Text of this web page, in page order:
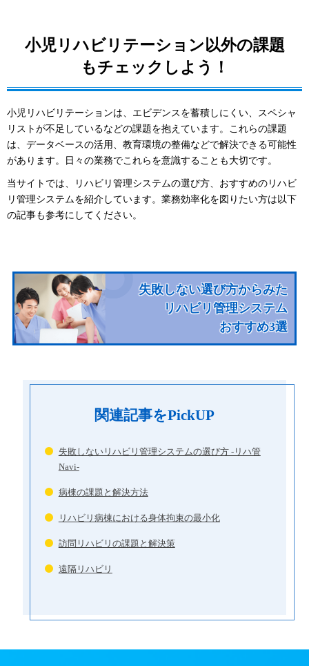
小児リハビリテーション以外の課題
もチェックしよう！
小児リハビリテーションは、エビデンスを蓄積しにくい、スペシャ
リストが不足しているなどの課題を抱えています。これらの課題
は、データベースの活用、教育環境の整備などで解決できる可能性
があります。日々の業務でこれらを意識することも大切です。
当サイトでは、リハビリ管理システムの選び方、おすすめのリハビ
リ管理システムを紹介しています。業務効率化を図りたい方は以下
の記事も参考にしてください。
失敗しない選び方からみた
リハビリ管理システム
おすすめ3選
関連記事をPickUP
失敗しないリハビリ管理システムの選び方 -リハ管
Navi-
病棟の課題と解決方法
リハビリ病棟における身体拘束の最小化
訪問リハビリの課題と解決策
遠隔リハビリ